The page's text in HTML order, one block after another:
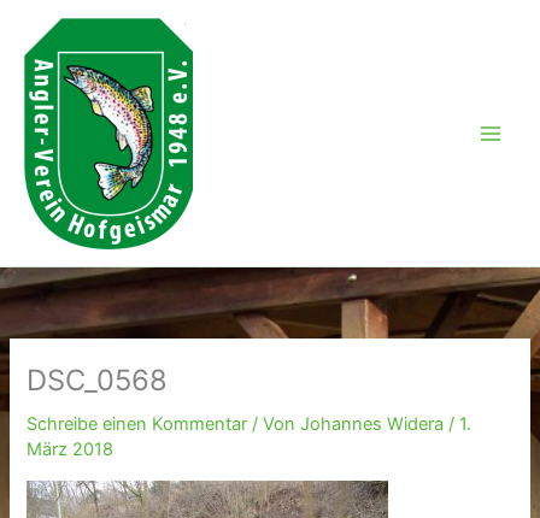
Inhalt
springen
DSC_0568
Schreibe einen Kommentar / VonJohannes Widera / 1.
März 2018